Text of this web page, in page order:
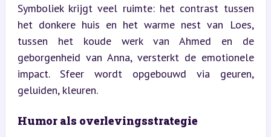
Symboliek krijgt veel ruimte: het contrast tussen
het donkere huis en het warme nest van Loes,
tussen het koude werk van Ahmed en de
geborgenheid van Anna, versterkt de emotionele
impact. Sfeer wordt opgebouwd via geuren,
geluiden, kleuren.
Humor als overlevingsstrategie